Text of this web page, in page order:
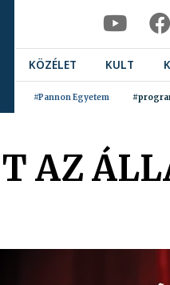
KÖZÉLET KULT
#Pannon Egyetem
AZ